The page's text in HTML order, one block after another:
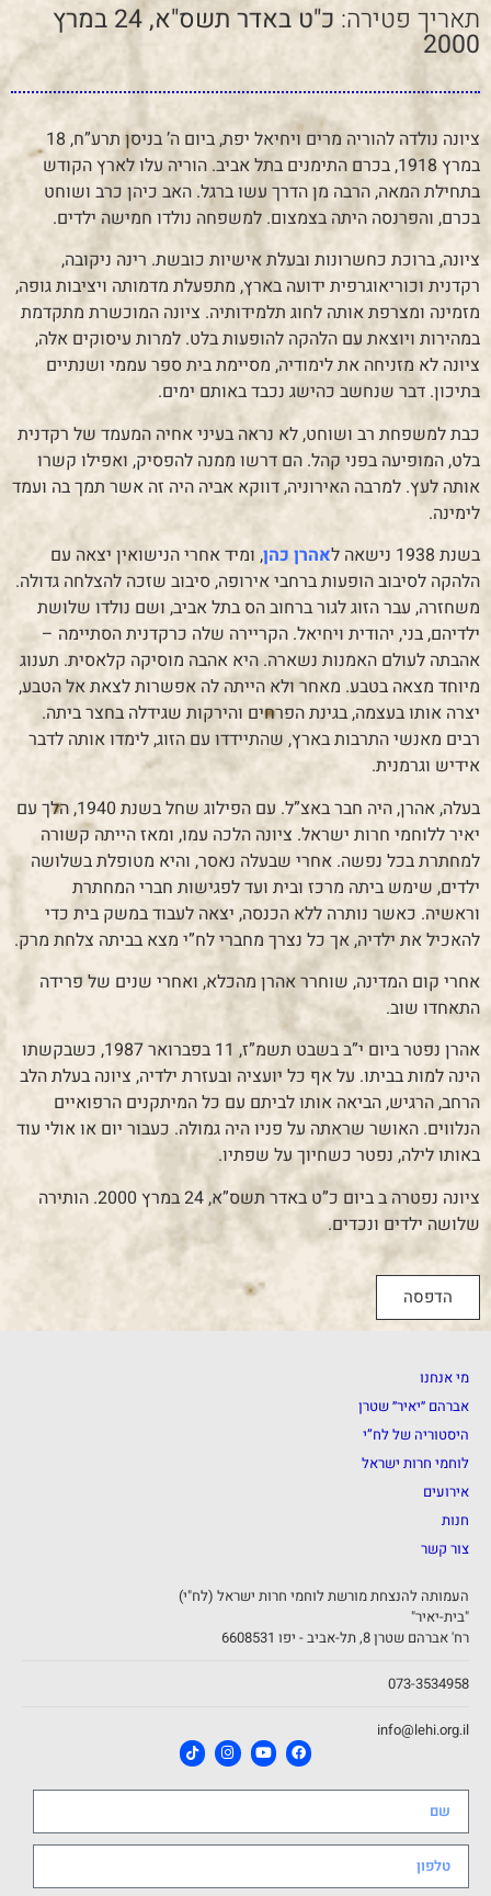
תאריך פטירה:
כ"ט באדר תשס"א, 24 במרץ
2000
ציונה נולדה להוריה מרים ויחיאל יפת, ביום ה’ בניסן תרע”ח, 18
במרץ 1918, בכרם התימנים בתל אביב. הוריה עלו לארץ הקודש
בתחילת המאה, הרבה מן הדרך עשו ברגל. האב כיהן כרב ושוחט
בכרם, והפרנסה היתה בצמצום. למשפחה נולדו חמישה ילדים.
ציונה, ברוכת כחשרונות ובעלת אישיות כובשת. רינה ניקובה,
רקדנית וכוריאוגרפית ידועה בארץ, מתפעלת מדמותה ויציבות גופה,
מזמינה ומצרפת אותה לחוג תלמידותיה. ציונה המוכשרת מתקדמת
במהירות ויוצאת עם הלהקה להופעות בלט. למרות עיסוקים אלה,
ציונה לא מזניחה את לימודיה, מסיימת בית ספר עממי ושנתיים
בתיכון. דבר שנחשב כהישג נכבד באותם ימים.
כבת למשפחת רב ושוחט, לא נראה בעיני אחיה המעמד של רקדנית
בלט, המופיעה בפני קהל. הם דרשו ממנה להפסיק, ואפילו קשרו
אותה לעץ. למרבה האירוניה, דווקא אביה היה זה אשר תמך בה ועמד
לימינה.
בשנת 1938 נישאה ל
אהרן כהן, ומיד אחרי הנישואין יצאה עם
הלהקה לסיבוב הופעות ברחבי אירופה, סיבוב שזכה להצלחה גדולה.
משחזרה, עבר הזוג לגור ברחוב הס בתל אביב, ושם נולדו שלושת
ילדיהם, בני, יהודית ויחיאל. הקריירה שלה כרקדנית הסתיימה –
אהבתה לעולם האמנות נשארה. היא אהבה מוסיקה קלאסית. תענוג
מיוחד מצאה בטבע. מאחר ולא הייתה לה אפשרות לצאת אל הטבע,
יצרה אותו בעצמה, בגינת הפרחים והירקות שגידלה בחצר ביתה.
רבים מאנשי התרבות בארץ, שהתיידדו עם הזוג, לימדו אותה לדבר
אידיש וגרמנית.
בעלה, אהרן, היה חבר באצ”ל. עם הפילוג שחל בשנת 1940, הלך עם
יאיר ללוחמי חרות ישראל. ציונה הלכה עמו, ומאז הייתה קשורה
למחתרת בכל נפשה. אחרי שבעלה נאסר, והיא מטופלת בשלושה
ילדים, שימש ביתה מרכז ובית ועד לפגישות חברי המחתרת
וראשיה. כאשר נותרה ללא הכנסה, יצאה לעבוד במשק בית כדי
להאכיל את ילדיה, אך כל נצרך מחברי לח”י מצא בביתה צלחת מרק.
אחרי קום המדינה, שוחרר אהרן מהכלא, ואחרי שנים של פרידה
התאחדו שוב.
אהרן נפטר ביום י”ב בשבט תשמ”ז, 11 בפברואר 1987, כשבקשתו
הינה למות בביתו. על אף כל יועציה ובעזרת ילדיה, ציונה בעלת הלב
הרחב, הרגיש, הביאה אותו לביתם עם כל המיתקנים הרפואיים
הנלווים. האושר שראתה על פניו היה גמולה. כעבור יום או אולי עוד
באותו לילה, נפטר כשחיוך על שפתיו.
ציונה נפטרה ב ביום כ”ט באדר תשס”א, 24 במרץ 2000. הותירה
שלושה ילדים ונכדים.
הדפסה
מי אנחנו
אברהם ״יאיר״ שטרן
היסטוריה של לח”י
לוחמי חרות ישראל
אירועים
חנות
צור קשר
העמותה להנצחת מורשת לוחמי חרות ישראל (לח"י)
"בית-יאיר"
רח' אברהם שטרן 8, תל-אביב - יפו 6608531
073-3534958
info@lehi.org.il